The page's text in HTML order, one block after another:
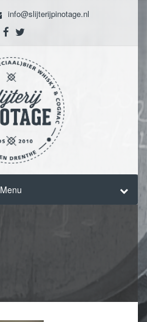
info@slijterijpinotage.nl
Menu